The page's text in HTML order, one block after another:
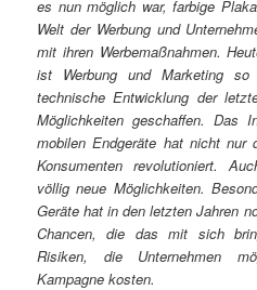
es nun möglich war, farbige
Welt der Werbung und
mit ihren Werbemaßnahmen.
ist Werbung und Marketing
technische Entwicklung der
Möglichkeiten geschaffen. Das
mobilen Endgeräte hat nicht nur
Konsumenten revolutioniert.
völlig neue Möglichkeiten.
Geräte hat in den letzten Jahren
Chancen, die das mit sich
Risiken, die Unternehmen
Kampagne kosten.